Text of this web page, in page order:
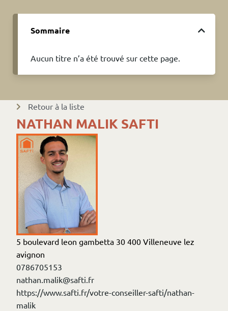
Sommaire
Aucun titre n’a été trouvé sur cette page.
Retour à la liste
NATHAN MALIK SAFTI
5 boulevard leon gambetta 30 400 Villeneuve lez
avignon
0786705153
nathan.malik@safti.fr
https://www.safti.fr/votre-conseiller-safti/nathan-
malik